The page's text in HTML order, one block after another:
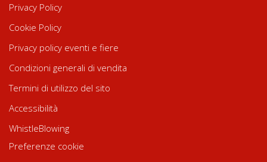
Privacy Policy
Cookie Policy
Privacy policy eventi e fiere
Condizioni generali di vendita
Termini di utilizzo del sito
Accessibilità
WhistleBlowing
Preferenze cookie